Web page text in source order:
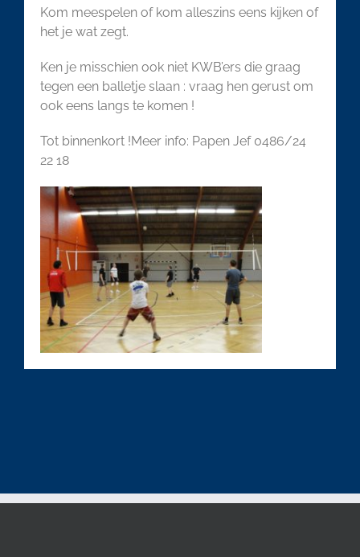
Kom meespelen of kom alleszins eens kijken of
het je wat zegt.
Ken je misschien ook niet KWB’ers die graag
tegen een balletje slaan : vraag hen gerust om
ook eens langs te komen !
Tot binnenkort !Meer info: Papen Jef 0486/24
22 18